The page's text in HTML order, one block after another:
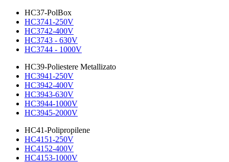
HC37-PolBox
HC3741-250V
HC3742-400V
HC3743 - 630V
HC3744 - 1000V
HC39-Poliestere Metallizato
HC3941-250V
HC3942-400V
HC3943-630V
HC3944-1000V
HC3945-2000V
HC41-Polipropilene
HC4151-250V
HC4152-400V
HC4153-1000V